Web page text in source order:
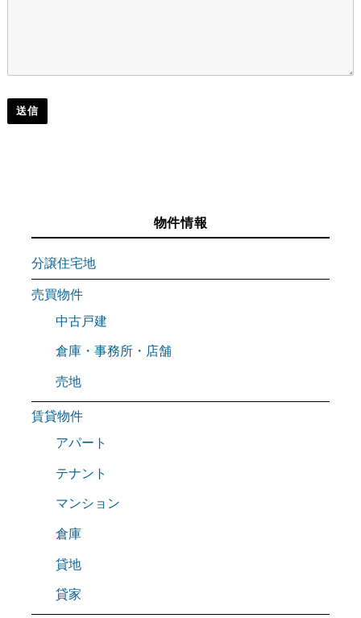
物件情報
分譲住宅地
売買物件
中古戸建
倉庫・事務所・店舗
売地
賃貸物件
アパート
テナント
マンション
倉庫
貸地
貸家